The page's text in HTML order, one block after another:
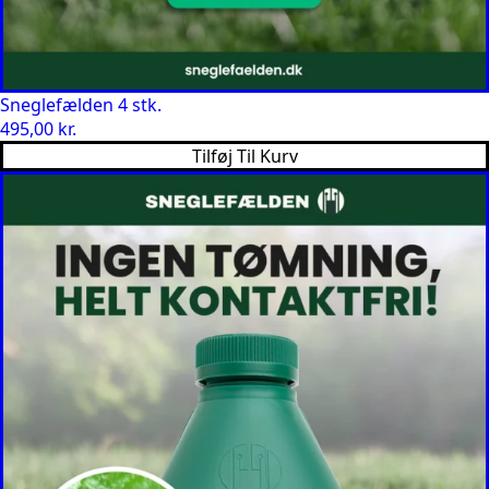
Sneglefælden 4 stk.
495,00 kr.
Tilføj Til Kurv